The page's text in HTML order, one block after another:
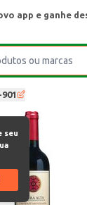
app e ganhe
seu